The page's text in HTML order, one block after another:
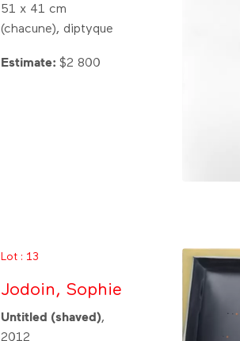
51 x 41 cm
(chacune), diptyque
Estimate:$2 800
Lot : 13
Jodoin, Sophie
Untitled (shaved),
2012